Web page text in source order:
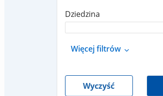
Dziedzina
Więcej filtrów
Wyczyść